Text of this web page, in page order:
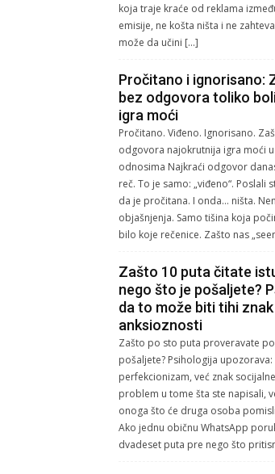
koja traje kraće od reklama
emisije, ne košta ništa i ne
može da učini […]
Pročitano i ignorisano:
bez odgovora toliko
igra moći
Pročitano. Viđeno. Ignorisano.
odgovora najokrutnija igra moći
odnosima Najkraći odgovor
reč. To je samo: „viđeno“. Poslali
da je pročitana. I onda… ništa.
objašnjenja. Samo tišina koja
bilo koje rečenice. Zašto nas
Zašto 10 puta čitate
nego što je pošaljete?
da to može biti tihi
anksioznosti
Zašto po sto puta proveravate
pošaljete? Psihologija
perfekcionizam, već znak
problem u tome šta ste napisali,
onoga što će druga osoba
Ako jednu običnu WhatsApp
dvadeset puta pre nego što